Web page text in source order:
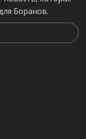
Боранов.